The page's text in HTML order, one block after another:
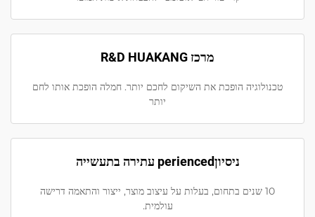
מרכז R&D HUAKANG
טכנולוגיה הופכת את השיקום לחכם יותר. חמלה הופכת אותו לחם
יותר
ניסיוןperienced עתירה בתעשייה
10 שנים בתחום, בעלות על עיצוב מוצר, ייצור והתאמה דרישה
עולמית.